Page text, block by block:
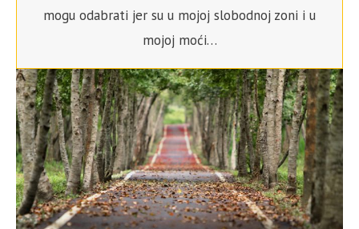
mogu odabrati jer su u mojoj slobodnoj zoni i u
mojoj moći…